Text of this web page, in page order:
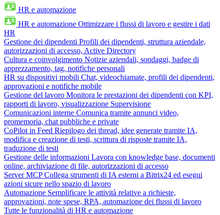
HR e automazione
HR e automazione Ottimizzare i flussi di lavoro e gestire i dati
HR
Gestione dei dipendenti Profili dei dipendenti, struttura aziendale,
autorizzazioni di accesso, Active Directory
Cultura e coinvolgimento Notizie aziendali, sondaggi, badge di
apprezzamento, tag, notifiche personali
HR su dispositivi mobili Chat, videochiamate, profili dei dipendenti,
approvazioni e notifiche mobile
Gestione del lavoro Monitora le prestazioni dei dipendenti con KPI,
rapporti di lavoro, visualizzazione Supervisione
Comunicazioni interne Comunica tramite annunci video,
promemoria, chat pubbliche e private
CoPilot in Feed Riepilogo dei thread, idee generate tramite IA,
modifica e creazione di testi, scrittura di risposte tramite IA,
traduzione di testi
Gestione delle informazioni Lavora con knowledge base, documenti
online, archiviazione di file, autorizzazioni di accesso
Server MCP Collega strumenti di IA esterni a Bitrix24 ed esegui
azioni sicure nello spazio di lavoro
Automazione Semplificare le attività relative a richieste,
approvazioni, note spese, RPA, automazione dei flussi di lavoro
Tutte le funzionalità di HR e automazione